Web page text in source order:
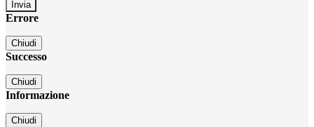
Errore
Chiudi
Successo
Chiudi
Informazione
Chiudi